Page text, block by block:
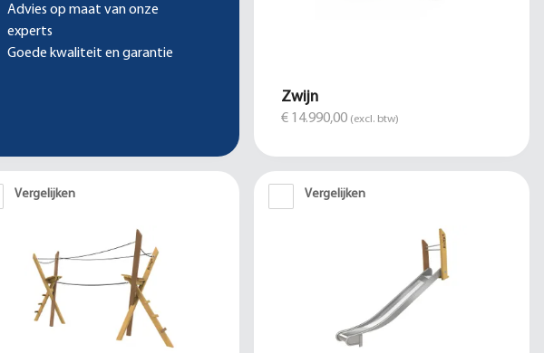
Advies op maat van onze
experts
Goede kwaliteit en garantie
Zwijn
€ 14.990,00 (excl. btw)
Vergelijken Vergelijken